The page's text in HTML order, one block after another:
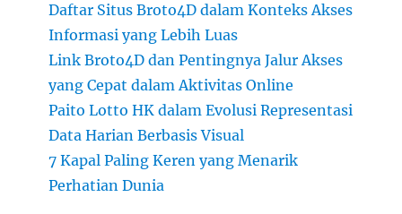
Daftar Situs Broto4D dalam Konteks Akses
Informasi yang Lebih Luas
Link Broto4D dan Pentingnya Jalur Akses
yang Cepat dalam Aktivitas Online
Paito Lotto HK dalam Evolusi Representasi
Data Harian Berbasis Visual
7 Kapal Paling Keren yang Menarik
Perhatian Dunia